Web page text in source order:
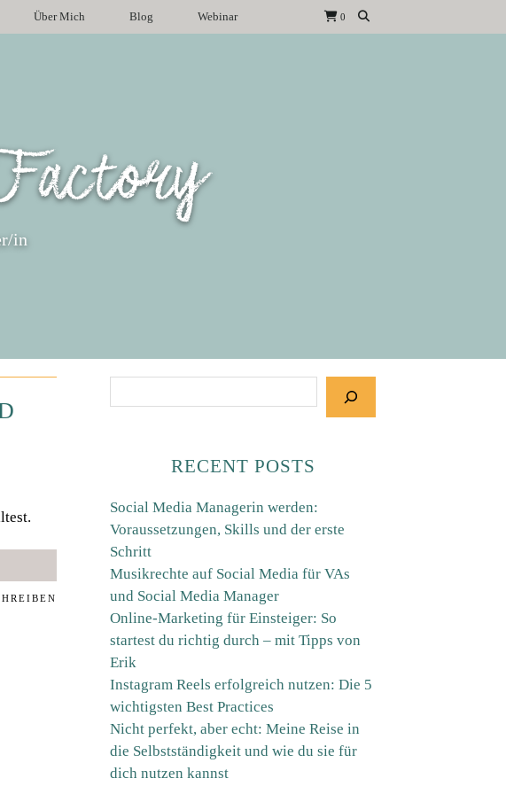
in
Über Mich Blog Webinar 0
RECENT POSTS
Social Media Managerin werden:
Voraussetzungen, Skills und der erste
Schritt
Musikrechte auf Social Media für VAs
und Social Media Manager
Online-Marketing für Einsteiger: So
startest du richtig durch – mit Tipps von
Erik
Instagram Reels erfolgreich nutzen: Die 5
wichtigsten Best Practices
Nicht perfekt, aber echt: Meine Reise in
die Selbstständigkeit und wie du sie für
dich nutzen kannst